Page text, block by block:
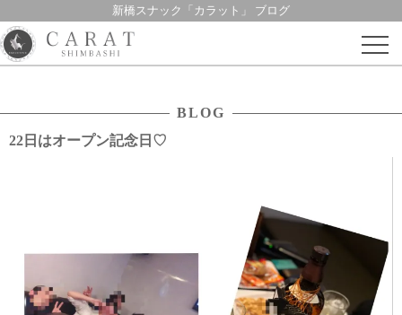
新橋スナック「カラット」 ブログ
Skip
BLOG
22日はオープン記念日♡